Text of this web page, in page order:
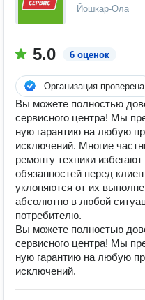
Йошкар-Ола
5.0 6 оценок
Организация проверена
Вы можете полностью
сервисного центра! Мы
ную гарантию на любую
исключений. Многие
ремонту техники
обязанностей перед
уклоняются от их
абсолютно в любой
потребителю.
Вы можете полностью
сервисного центра! Мы
ную гарантию на любую
исключений.